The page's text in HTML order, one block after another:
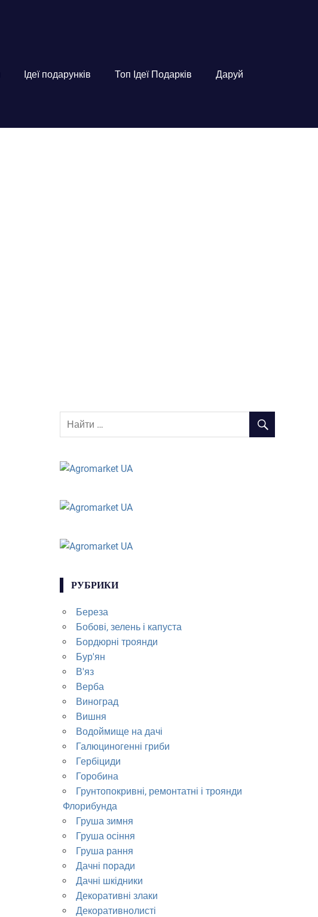
Ідеї подарунків Топ Ідеї Подарків Даруй
РУБРИКИ
Береза
Бобові, зелень і капуста
Бордюрні троянди
Бур'ян
В'яз
Верба
Виноград
Вишня
Водоймище на дачі
Галюциногенні гриби
Гербіциди
Горобина
Грунтопокривні, ремонтатні і троянди
Флорибунда
Груша зимня
Груша осіння
Груша рання
Дачні поради
Дачні шкідники
Декоративні злаки
Декоративнолисті